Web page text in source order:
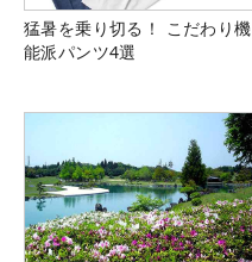
猛暑を乗り切る！ こだわり機
能派パンツ4選